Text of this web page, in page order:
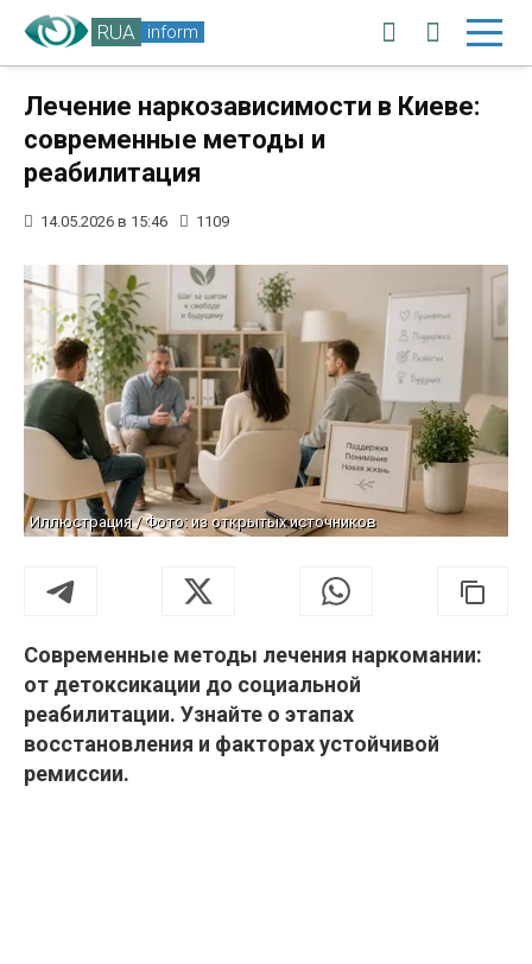
RUA inform
Лечение наркозависимости в Киеве:
современные методы и
реабилитация
14.05.2026 в 15:46 1109
Иллюстрация / Фото: из открытых источников
Современные методы лечения наркомании:
от детоксикации до социальной
реабилитации. Узнайте о этапах
восстановления и факторах устойчивой
ремиссии.